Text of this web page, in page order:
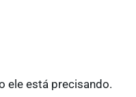
ele está precisando.